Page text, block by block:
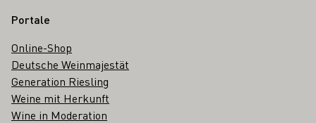
Portale
Online-Shop
Deutsche Weinmajestät
Generation Riesling
Weine mit Herkunft
Wine in Moderation